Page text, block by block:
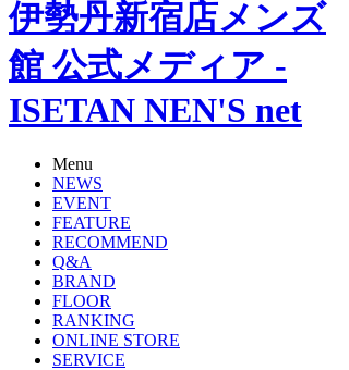
伊勢丹新宿店メンズ
館 公式メディア -
ISETAN NEN'S net
Menu
NEWS
EVENT
FEATURE
RECOMMEND
Q&A
BRAND
FLOOR
RANKING
ONLINE STORE
SERVICE